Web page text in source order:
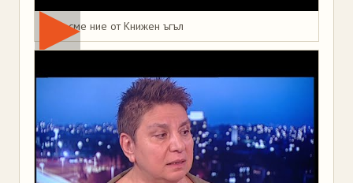
Това сме ние от Книжен ъгъл